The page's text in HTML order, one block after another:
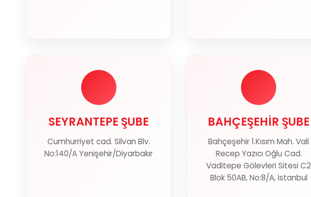
SEYRANTEPE ŞUBE
Cumhurriyet cad. Silvan Blv.
No:140/A Yenişehir/Diyarbakır
SEYRANTEPE ŞUBE
Haritada Göster
BAHÇEŞEHİR ŞUBE
Bahçeşehir 1.Kısım Mah. Vali
Recep Yazıcı Oğlu Cad.
Vaditepe Gölevleri Sitesi C2
Blok 50AB, No:8/A, İstanbul
BAHÇEŞEHİR ŞUBE
Haritada Göster